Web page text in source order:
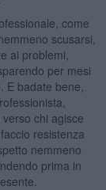
come
scusarsi,
ai problemi,
per mesi
badate bene,
chi agisce
resistenza
nemmeno
prima in